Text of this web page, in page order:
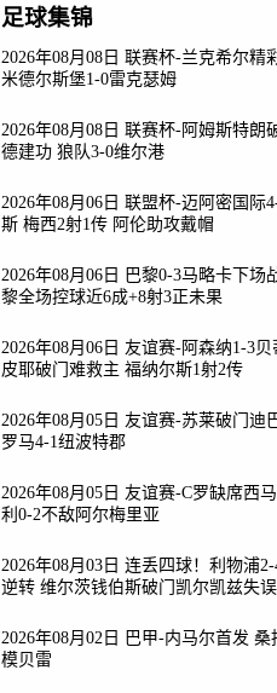
足球集锦
2026年08月08日 联赛杯-兰克希尔精
米德尔斯堡1-0雷克瑟姆
2026年08月08日 联赛杯-阿姆斯特朗
德建功 狼队3-0维尔港
2026年08月06日 联盟杯-迈阿密国际
斯 梅西2射1传 阿伦助攻戴帽
2026年08月06日 巴黎0-3马略卡下场
黎全场控球近6成+8射3正未果
2026年08月06日 友谊赛-阿森纳1-3
皮耶破门难救主 福纳尔斯1射2传
2026年08月05日 友谊赛-苏莱破门迪
罗马4-1纽波特郡
2026年08月05日 友谊赛-C罗缺席西
利0-2不敌阿尔梅里亚
2026年08月03日 连丢四球！利物浦
逆转 维尔茨钱伯斯破门凯尔凯兹失误
2026年08月02日 巴甲-内马尔首发 桑
模贝雷